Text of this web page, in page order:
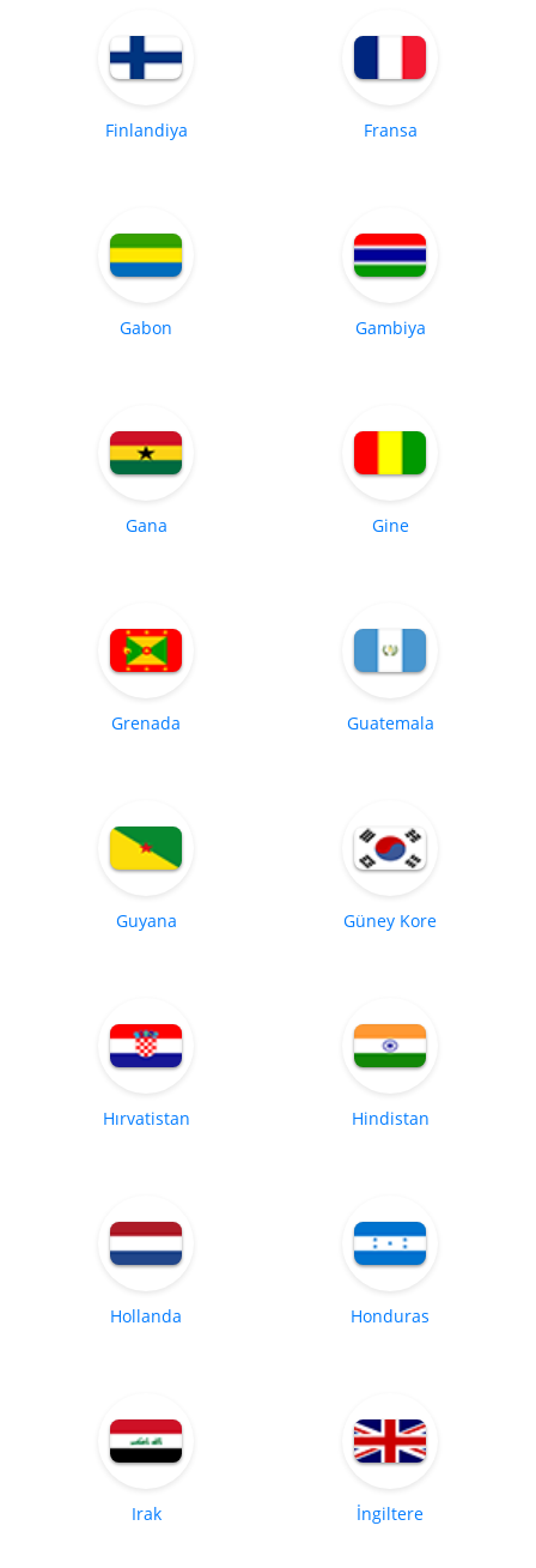
Finlandiya Fransa
Gabon Gambiya
Gana Gine
Grenada Guatemala
Guyana Güney Kore
Hırvatistan Hindistan
Hollanda Honduras
Irak İngiltere